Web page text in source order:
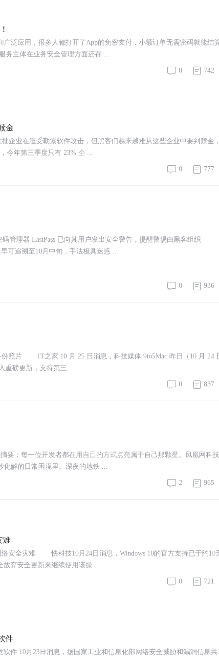
泛应用，很多人都打开了App的免密支付，小额订单无需密码就能结
主体在业务安全管理方面还存 ...
0 742
金
业在遭受勒索软件攻击，但黑客们越来越难从这些企业中要到赎金
今年第三季度只有 23% 企 ...
0 777
理器 LastPass 已向其用户发出安全警告，提醒警惕由黑客组织
可追溯至10月中旬，手法极具迷惑 ...
0 936
份照片 IT之家 10 月 25 日消息，科技媒体 9to5Mac 昨日（10 月 24
重磅更新，支持第三 ...
0 837
：每一位开发者都在用自己的方式点亮属于自己那颗星。凤凰网科
化解的日常困境里。深夜的地铁 ...
2 965
难
络安全灾难 快科技10月24日消息，Windows 10的官方支持已于约10
放弃安全更新来继续使用该操 ...
0 721
件
件 10月23日消息，据国家工业和信息化部网络安全威胁和漏洞信息